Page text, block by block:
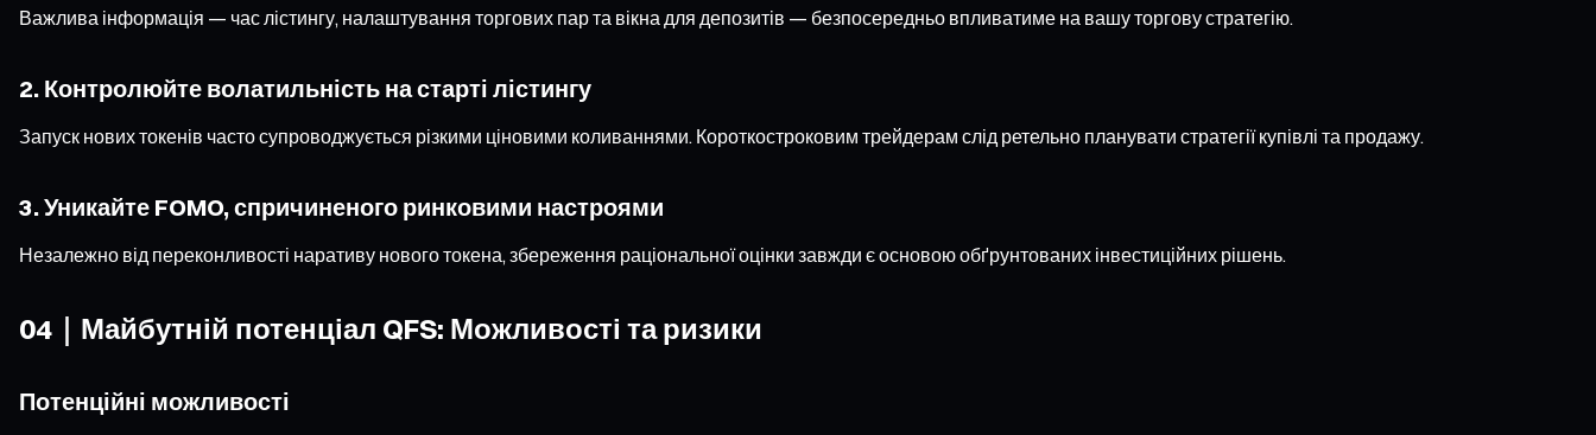
Важлива інформація — час лістингу, налаштування торгових пар та вікна для депозитів — безпосередньо впливатиме на вашу торгову стратегію.
2. Контролюйте волатильність на старті лістингу
Запуск нових токенів часто супроводжується різкими ціновими коливаннями. Короткостроковим трейдерам слід ретельно планувати стратегії купівлі та продажу.
3. Уникайте FOMO, спричиненого ринковими настроями
Незалежно від переконливості наративу нового токена, збереження раціональної оцінки завжди є основою обґрунтованих інвестиційних рішень.
04｜Майбутній потенціал QFS: Можливості та ризики
Потенційні можливості